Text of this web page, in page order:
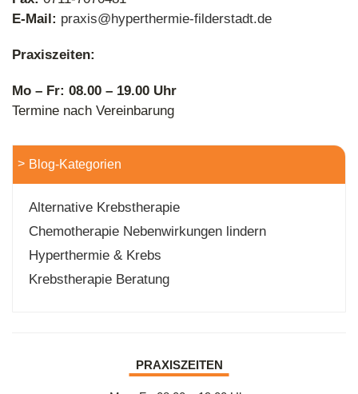
E-Mail: praxis@hyperthermie-filderstadt.de
Praxiszeiten:
Mo – Fr: 08.00 – 19.00 Uhr
Termine nach Vereinbarung
Blog-Kategorien
Alternative Krebstherapie
Chemotherapie Nebenwirkungen lindern
Hyperthermie & Krebs
Krebstherapie Beratung
PRAXISZEITEN